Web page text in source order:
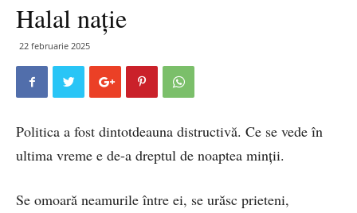
Halal nație
22 februarie 2025
Politica a fost dintotdeauna distructivă. Ce se vede în
ultima vreme e de-a dreptul de noaptea minții.
Se omoară neamurile între ei, se urăsc prieteni,